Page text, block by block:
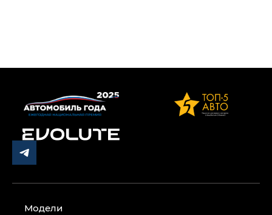
Модели